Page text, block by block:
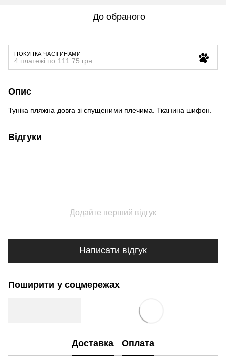
До обраного
ПОКУПКА ЧАСТИНАМИ
4 платежі по 111.75 грн
Опис
Туніка пляжна довга зі спущеними плечима. Тканина шифон.
Відгуки
Додайте перший відгук
Написати відгук
Поширити у соцмережах
Доставка Оплата